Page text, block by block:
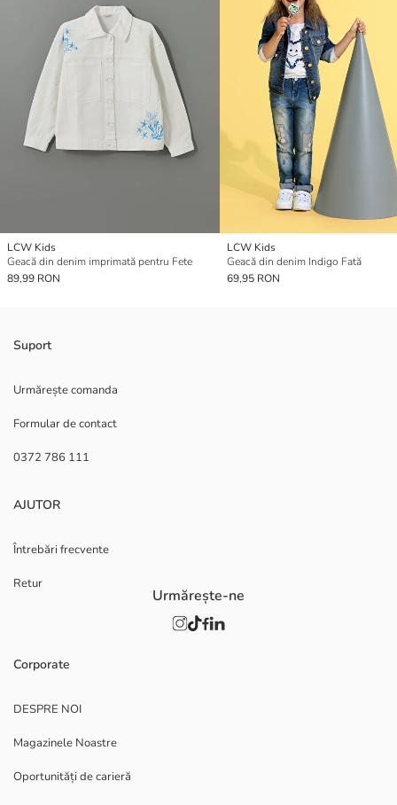
LCW Kids
Geacă din denim imprimată pentru Fete
89,99 RON
LCW Kids
Geacă din denim Indigo Fată
69,95 RON
Suport
Urmărește comanda
Formular de contact
0372 786 111
AJUTOR
Întrebări frecvente
Retur
Corporate
DESPRE NOI
Magazinele Noastre
Oportunități de carieră
Urmărește-ne